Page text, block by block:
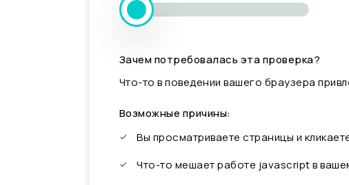
Зачем потребовалась эта проверка?
Что-то в поведении вашего браузера
Возможные причины:
Вы просматриваете страницы и
Что-то мешает работе javascript в